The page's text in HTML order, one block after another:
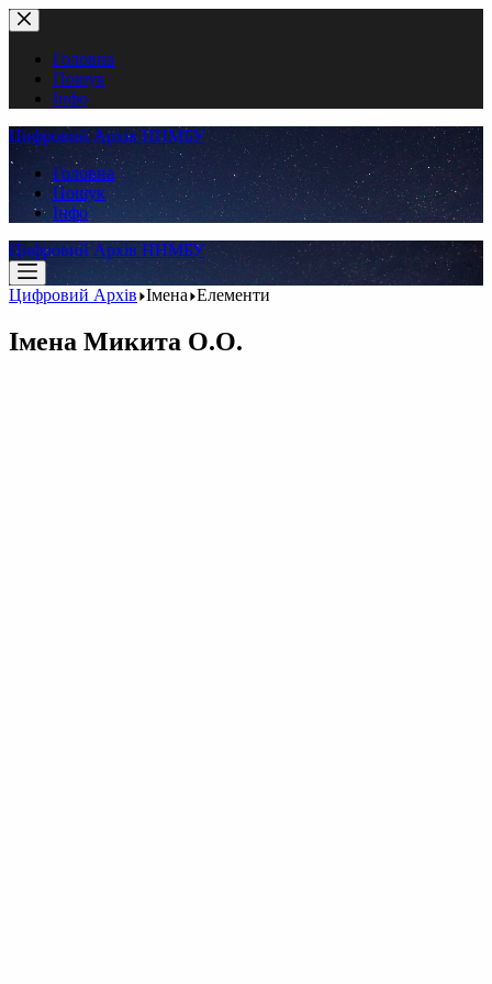
Перейти
до
вмістуГоловна
Пошук
Інфо
Цифровий Архів ННМБУ
Головна
Пошук
Інфо
Цифровий Архів ННМБУ
Цифровий Архів Імена Елементи
Імена Микита О.О.